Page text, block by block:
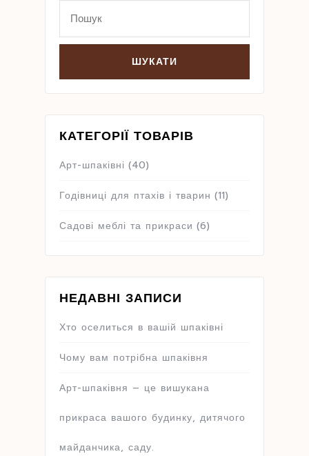
for:
КАТЕГОРІЇ ТОВАРІВ
Арт-шпаківні (40)
Годівниці для птахів і тварин (11)
Садові меблі та прикраси (6)
НЕДАВНІ ЗАПИСИ
Хто оселиться в вашій шпаківні
Чому вам потрібна шпаківня
Арт-шпаківня – це вишукана
прикраса вашого будинку, дитячого
майданчика, саду.